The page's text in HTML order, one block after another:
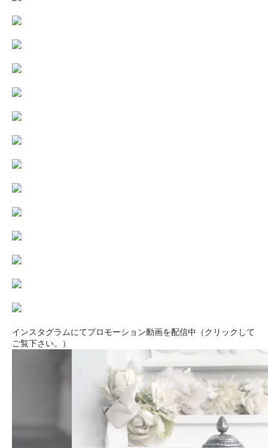
インスタグラムにてプロモーション動画を配信中（クリックして
ご覧下さい。）